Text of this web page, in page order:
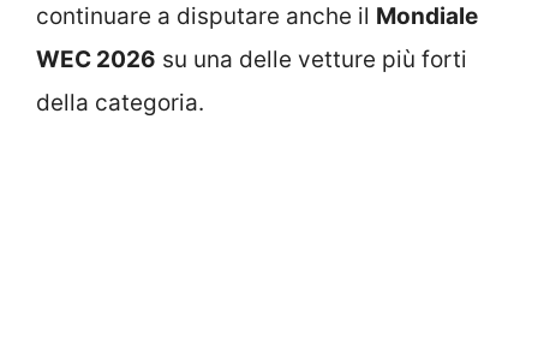
continuare a disputare anche il Mondiale
WEC 2026 su una delle vetture più forti
della categoria.